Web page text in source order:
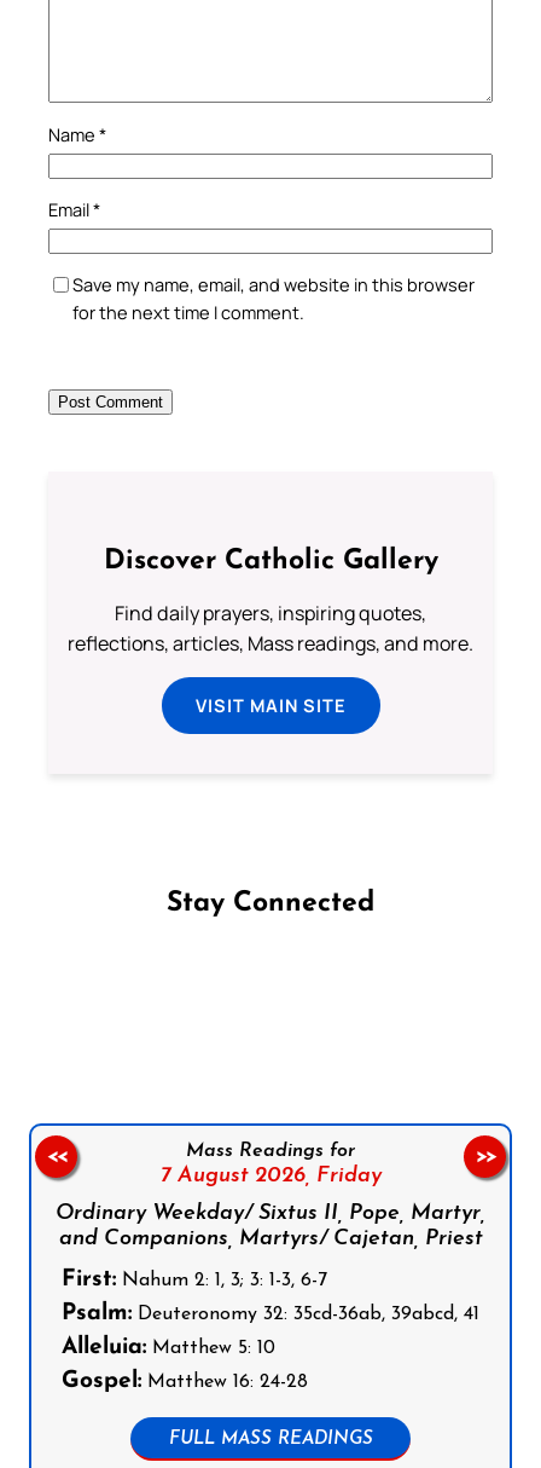
Name *
Email*
Save my name, email, and website in this browser
for the next time I comment.
Discover Catholic Gallery
Find daily prayers, inspiring quotes,
reflections, articles, Mass readings, and more.
VISIT MAIN SITE
Stay Connected
Mass Readings for
7 August 2026, Friday
Ordinary Weekday/ Sixtus II, Pope, Martyr,
and Companions, Martyrs/ Cajetan, Priest
First: Nahum 2: 1, 3; 3: 1-3, 6-7
Psalm: Deuteronomy 32: 35cd-36ab, 39abcd, 41
Alleluia: Matthew 5: 10
Gospel: Matthew 16: 24-28
FULL MASS READINGS
<< >>